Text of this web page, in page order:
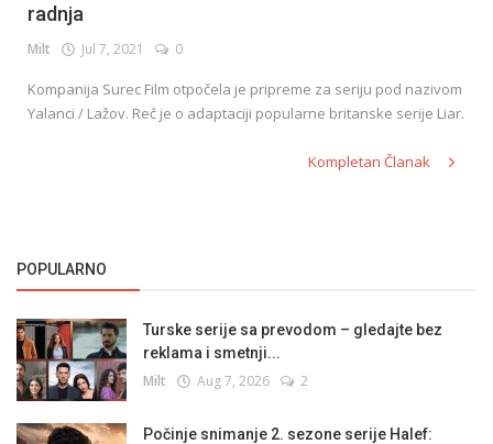
radnja
Milt Jul 7, 2021 0
Kompanija Surec Film otpočela je pripreme za seriju pod nazivom
Yalanci / Lažov. Reč je o adaptaciji popularne britanske serije Liar.
Kompletan Članak
POPULARNO
Turske serije sa prevodom – gledajte bez
reklama i smetnji...
Milt Aug 7, 2026 2
Počinje snimanje 2. sezone serije Halef: